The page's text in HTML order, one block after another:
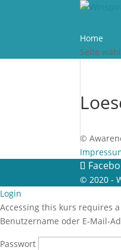
Home
Seite
©
© 2020 -
Login
Accessing this kurs requires
Benutzername oder E-Mail-
Passwort